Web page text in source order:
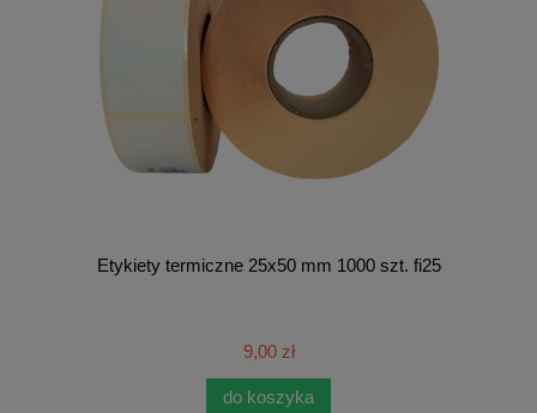
Etykiety termiczne 25x50 mm 1000 szt. fi25
9,00 zł
do koszyka